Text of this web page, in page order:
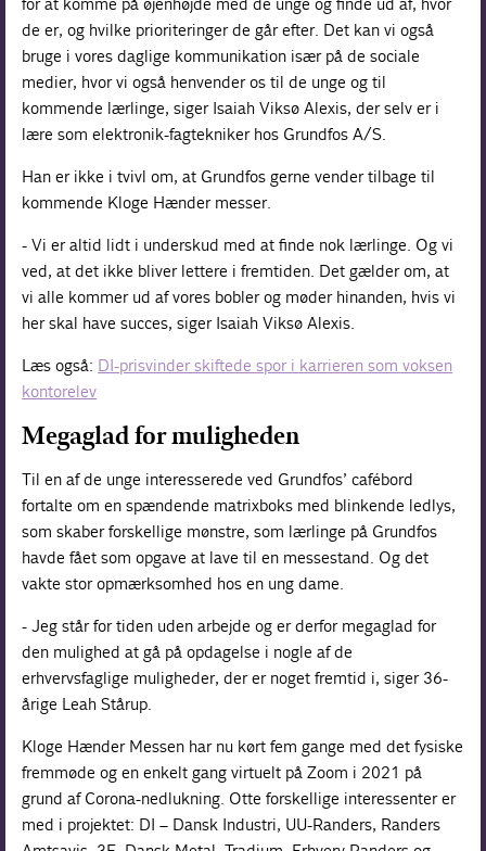
de er, og hvilke prioriteringer de går efter. Det kan vi også
bruge i vores daglige kommunikation især på de sociale
medier, hvor vi også henvender os til de unge og til
kommende lærlinge, siger Isaiah Viksø Alexis, der selv er i
lære som elektronik-fagtekniker hos Grundfos A/S.
Han er ikke i tvivl om, at Grundfos gerne vender tilbage til
kommende Kloge Hænder messer.
- Vi er altid lidt i underskud med at finde nok lærlinge. Og vi
ved, at det ikke bliver lettere i fremtiden. Det gælder om, at
vi alle kommer ud af vores bobler og møder hinanden, hvis vi
her skal have succes, siger Isaiah Viksø Alexis.
Læs også: DI-prisvinder skiftede spor i karrieren som voksen
kontorelev
Megaglad for muligheden
Til en af de unge interesserede ved Grundfos’ cafébord
fortalte om en spændende matrixboks med blinkende ledlys,
som skaber forskellige mønstre, som lærlinge på Grundfos
havde fået som opgave at lave til en messestand. Og det
vakte stor opmærksomhed hos en ung dame.
- Jeg står for tiden uden arbejde og er derfor megaglad for
den mulighed at gå på opdagelse i nogle af de
erhvervsfaglige muligheder, der er noget fremtid i, siger 36-
årige Leah Stårup.
Kloge Hænder Messen har nu kørt fem gange med det fysiske
fremmøde og en enkelt gang virtuelt på Zoom i 2021 på
grund af Corona-nedlukning. Otte forskellige interessenter er
med i projektet: DI – Dansk Industri, UU-Randers, Randers